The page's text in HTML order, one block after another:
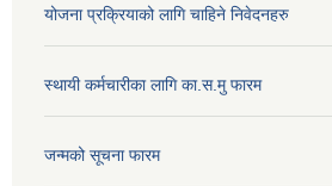
योजना प्रक्रियाको लागि चाहिने निवेदनहरु
स्थायी कर्मचारीका लागि का.स.मु फारम
जन्मको सूचना फारम